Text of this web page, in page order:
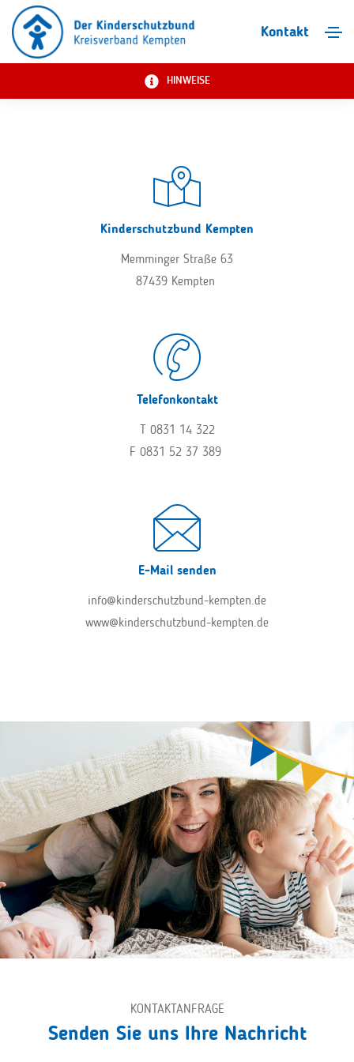
Kontakt
HINWEISE
Kinderschutzbund Kempten
Memminger Straße 63
87439 Kempten
Telefonkontakt
T 0831 14 322
F 0831 52 37 389
E-Mail senden
info@kinderschutzbund-kempten.de
www@kinderschutzbund-kempten.de
KONTAKTANFRAGE
Senden Sie uns Ihre Nachricht